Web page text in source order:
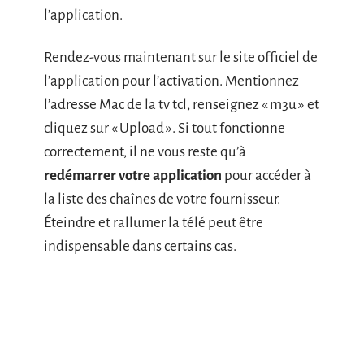
l’application.
Rendez-vous maintenant sur le site officiel de
l’application pour l’activation. Mentionnez
l’adresse Mac de la tv tcl, renseignez « m3u » et
cliquez sur « Upload ». Si tout fonctionne
correctement, il ne vous reste qu’à
redémarrer votre application pour accéder à
la liste des chaînes de votre fournisseur.
Éteindre et rallumer la télé peut être
indispensable dans certains cas.